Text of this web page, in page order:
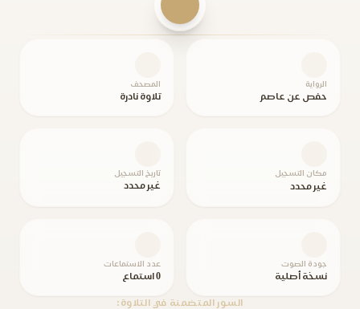
الرواية
حفص عن عاصم
المصحف
تلاوة نادرة
مكان التسجيل
غير محدد
تاريخ التسجيل
غير محدد
جودة الصوت
نسخة أصلية
عدد الاستماعات
0 استماع
السور المتضمنة في التلاوة: